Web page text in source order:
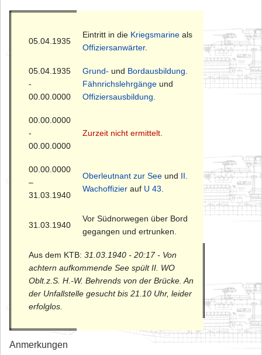
05.04.1935
Eintritt in die Kriegsmarine als
Offiziersanwärter.
05.04.1935
-
00.00.0000
Grund- und Bordausbildung.
Fähnrichslehrgänge und
Offiziersausbildung.
00.00.0000
-
00.00.0000
Zurzeit nicht ermittelt.
00.00.0000
–
31.03.1940
Oberleutnant zur See und II.
Wachoffizier auf U 43.
31.03.1940
Vor Südnorwegen über Bord
gegangen und ertrunken.
Aus dem KTB: 31.03.1940 - 20:17 - Von
achtern aufkommende See spült II. WO
Oblt.z.S. H.-W. Behrends von der Brücke. An
der Unfallstelle gesucht bis 21.10 Uhr, leider
erfolglos.
Anmerkungen